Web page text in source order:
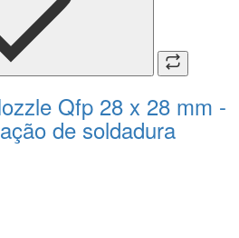
Qfp 28 x 28 mm -
de soldadura